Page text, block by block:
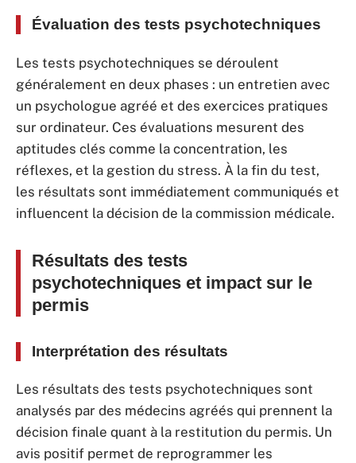
Évaluation des tests psychotechniques
Les tests psychotechniques se déroulent
généralement en deux phases : un entretien avec
un psychologue agréé et des exercices pratiques
sur ordinateur. Ces évaluations mesurent des
aptitudes clés comme la concentration, les
réflexes, et la gestion du stress. À la fin du test,
les résultats sont immédiatement communiqués et
influencent la décision de la commission médicale.
Résultats des tests
psychotechniques et impact sur le
permis
Interprétation des résultats
Les résultats des tests psychotechniques sont
analysés par des médecins agréés qui prennent la
décision finale quant à la restitution du permis. Un
avis positif permet de reprogrammer les